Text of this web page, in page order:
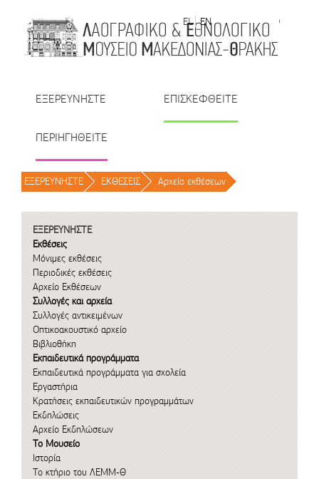
EL
EN | TR | BU | RO
ΕΞΕΡΕΥΝΗΣΤΕ ΕΠΙΣΚΕΦΘΕΙΤΕ
ΠΕΡΙΗΓΗΘΕΙΤΕ
ΕΞΕΡΕΥΝΗΣΤΕ / ΕΚΘΕΣΕΙΣ / Αρχείο εκθέσεων /
ΕΞΕΡΕΥΝΗΣΤΕ
Εκθέσεις
Μόνιμες εκθέσεις
Περιοδικές εκθέσεις
Αρχείο Εκθέσεων
Συλλογές και αρχεία
Συλλογές αντικειμένων
Οπτικοακουστικό αρχείο
Βιβλιοθήκη
Εκπαιδευτικά προγράμματα
Εκπαιδευτικά προγράμματα για σχολεία
Εργαστήρια
Κρατήσεις εκπαιδευτικών προγραμμάτων
Εκδηλώσεις
Αρχείο Εκδηλώσεων
Το Μουσείο
Ιστορία
Το κτήριο του ΛΕΜΜ-Θ